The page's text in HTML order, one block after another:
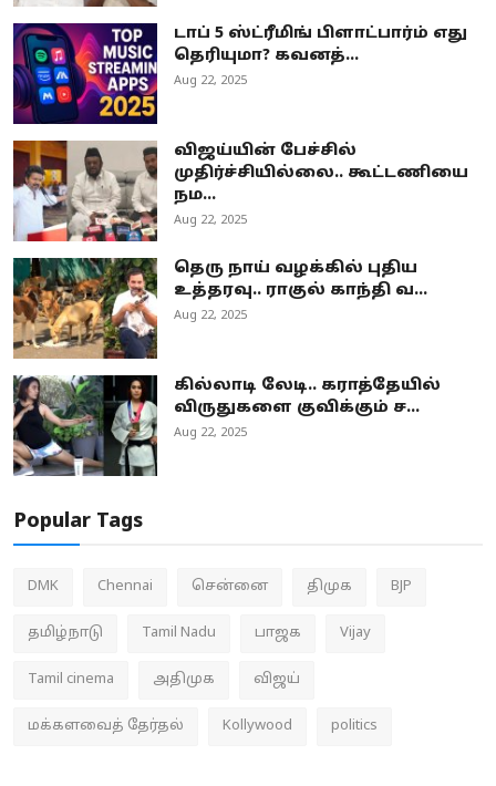
டாப் 5 ஸ்ட்ரீமிங் பிளாட்பார்ம் எது
தெரியுமா? கவனத்...
Aug 22, 2025
விஜய்யின் பேச்சில்
முதிர்ச்சியில்லை.. கூட்டணியை
நம...
Aug 22, 2025
தெரு நாய் வழக்கில் புதிய
உத்தரவு.. ராகுல் காந்தி வ...
Aug 22, 2025
கில்லாடி லேடி.. கராத்தேயில்
விருதுகளை குவிக்கும் ச...
Aug 22, 2025
Popular Tags
DMK Chennai சென்னை திமுக BJP
தமிழ்நாடு Tamil Nadu பாஜக Vijay
Tamil cinema அதிமுக விஜய்
மக்களவைத் தேர்தல் Kollywood politics